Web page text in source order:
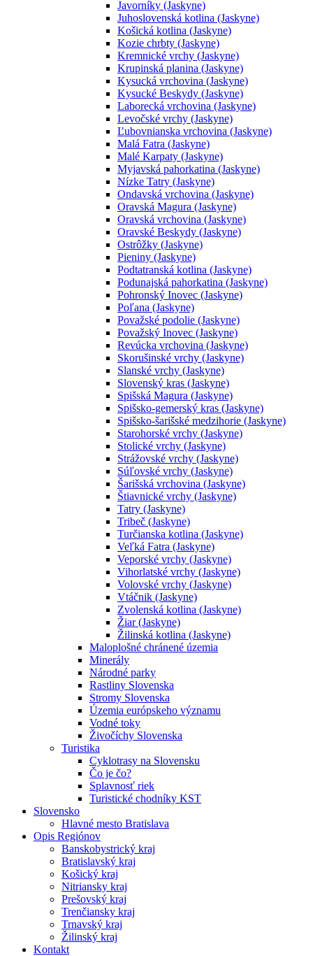
Javorníky (Jaskyne)
Juhoslovenská kotlina (Jaskyne)
Košická kotlina (Jaskyne)
Kozie chrbty (Jaskyne)
Kremnické vrchy (Jaskyne)
Krupinská planina (Jaskyne)
Kysucká vrchovina (Jaskyne)
Kysucké Beskydy (Jaskyne)
Laborecká vrchovina (Jaskyne)
Levočské vrchy (Jaskyne)
Ľubovnianska vrchovina (Jaskyne)
Malá Fatra (Jaskyne)
Malé Karpaty (Jaskyne)
Myjavská pahorkatina (Jaskyne)
Nízke Tatry (Jaskyne)
Ondavská vrchovina (Jaskyne)
Oravská Magura (Jaskyne)
Oravská vrchovina (Jaskyne)
Oravské Beskydy (Jaskyne)
Ostrôžky (Jaskyne)
Pieniny (Jaskyne)
Podtatranská kotlina (Jaskyne)
Podunajská pahorkatina (Jaskyne)
Pohronský Inovec (Jaskyne)
Poľana (Jaskyne)
Považské podolie (Jaskyne)
Považský Inovec (Jaskyne)
Revúcka vrchovina (Jaskyne)
Skorušinské vrchy (Jaskyne)
Slanské vrchy (Jaskyne)
Slovenský kras (Jaskyne)
Spišská Magura (Jaskyne)
Spišsko-gemerský kras (Jaskyne)
Spišsko-šarišské medzihorie (Jaskyne)
Starohorské vrchy (Jaskyne)
Stolické vrchy (Jaskyne)
Strážovské vrchy (Jaskyne)
Súľovské vrchy (Jaskyne)
Šarišská vrchovina (Jaskyne)
Štiavnické vrchy (Jaskyne)
Tatry (Jaskyne)
Tribeč (Jaskyne)
Turčianska kotlina (Jaskyne)
Veľká Fatra (Jaskyne)
Veporské vrchy (Jaskyne)
Vihorlatské vrchy (Jaskyne)
Volovské vrchy (Jaskyne)
Vtáčnik (Jaskyne)
Zvolenská kotlina (Jaskyne)
Žiar (Jaskyne)
Žilinská kotlina (Jaskyne)
Maloplošné chránené územia
Minerály
Národné parky
Rastliny Slovenska
Stromy Slovenska
Územia európskeho významu
Vodné toky
Živočíchy Slovenska
Turistika
Cyklotrasy na Slovensku
Čo je čo?
Splavnosť riek
Turistické chodníky KST
Slovensko
Hlavné mesto Bratislava
Opis Regiónov
Banskobystrický kraj
Bratislavský kraj
Košický kraj
Nitriansky kraj
Prešovský kraj
Trenčiansky kraj
Trnavský kraj
Žilinský kraj
Kontakt